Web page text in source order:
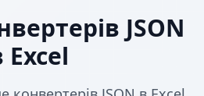
JSON
Excel